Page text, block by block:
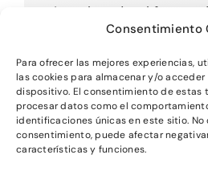
Consentimiento
Para ofrecer las mejores experiencias,
las cookies para almacenar y/o
dispositivo. El consentimiento de estas
procesar datos como el
identificaciones únicas en este sitio. No
consentimiento, puede afectar
características y funciones.
Impulsando el futuro
raíces.
Toggle
Navigation
Inicio